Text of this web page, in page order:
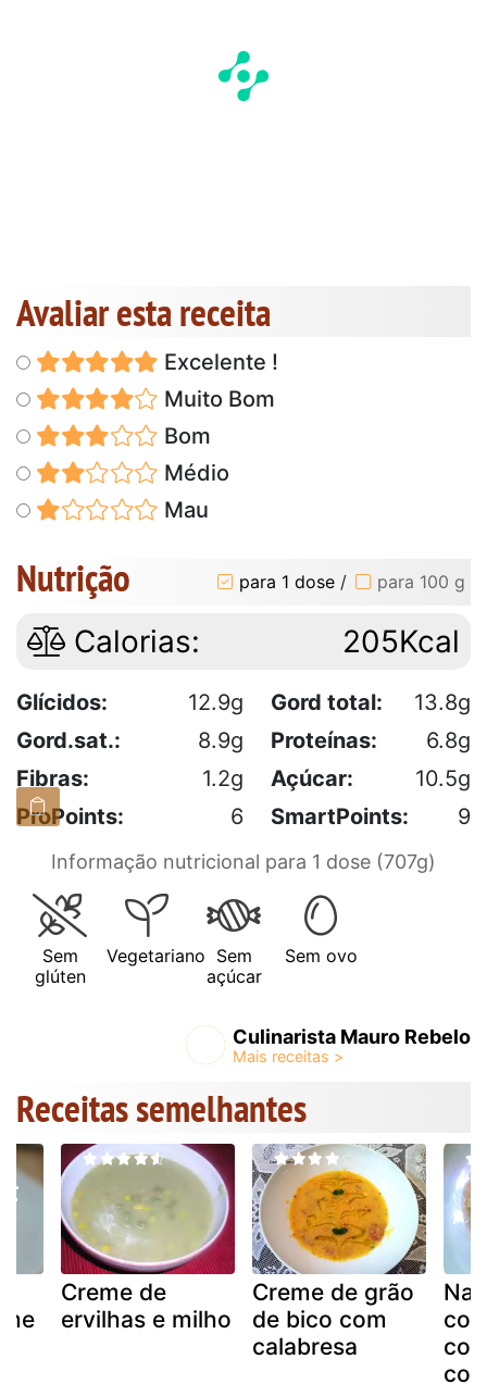
Avaliar esta receita
Excelente !
Muito Bom
Bom
Médio
Mau
Nutrição para 1 dose / para 100 g
Calorias: 205Kcal
Glícidos: 12.9g Gord total:
13.8g
Gord.sat.:
8.9g Proteínas:
6.8g
Fibras:
1.2g Açúcar:
10.5g
ProPoints:
6 SmartPoints: 9
Informação nutricional para 1 dose (707g)
Sem
glúten
Vegetariano Sem
açúcar
Sem ovo
Culinarista Mauro Rebelo
Receitas semelhantes
Creme de
ervilhas e milho
Creme de grão
de bico com
calabresa